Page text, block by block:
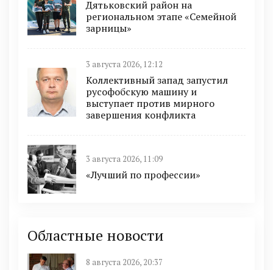
Дятьковский район на
региональном этапе «Семейной
зарницы»
3 августа 2026, 12:12
Коллективный запад запустил
русофобскую машину и
выступает против мирного
завершения конфликта
3 августа 2026, 11:09
«Лучший по профессии»
Областные новости
8 августа 2026, 20:37